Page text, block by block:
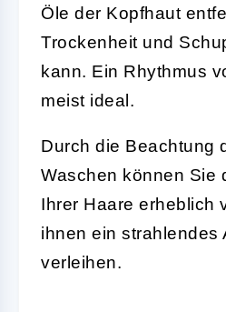
Öle der Kopfhaut
Trockenheit und
kann. Ein Rhythmus
meist ideal.
Durch die Beachtung
Waschen können Sie
Ihrer Haare erheblich
ihnen ein strahlendes
verleihen.